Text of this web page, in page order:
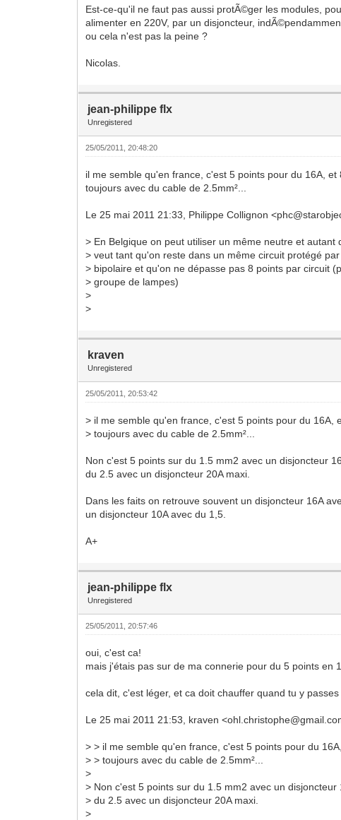
Est-ce-qu'il ne faut pas aussi protÃ©ger les modules,
alimenter en 220V, par un disjoncteur,
ou cela n'est pas la peine ?
Nicolas.
jean-philippe flx
Unregistered
25/05/2011, 20:48:20
il me semble qu'en france, c'est 5 points pour du 16A, et
toujours avec du cable de 2.5mm²...
Le 25 mai 2011 21:33, Philippe Collignon
> En Belgique on peut utiliser un même neutre et autant
> veut tant qu'on reste dans un même circuit protégé
> bipolaire et qu'on ne dépasse pas 8 points par circuit
> groupe de lampes)
>
>
kraven
Unregistered
25/05/2011, 20:53:42
> il me semble qu'en france, c'est 5 points pour du 16A,
> toujours avec du cable de 2.5mm²...
Non c'est 5 points sur du 1.5 mm2 avec un disjoncteur
du 2.5 avec un disjoncteur 20A maxi.
Dans les faits on retrouve souvent un disjoncteur 16A
un disjoncteur 10A avec du 1,5.
A+
jean-philippe flx
Unregistered
25/05/2011, 20:57:46
oui, c'est ca!
mais j'étais pas sur de ma connerie pour du 5 points en
cela dit, c'est léger, et ca doit chauffer quand tu y passes
Le 25 mai 2011 21:53, kraven
> > il me semble qu'en france, c'est 5 points pour du
> > toujours avec du cable de 2.5mm²...
>
> Non c'est 5 points sur du 1.5 mm2 avec un disjoncteur
> du 2.5 avec un disjoncteur 20A maxi.
>